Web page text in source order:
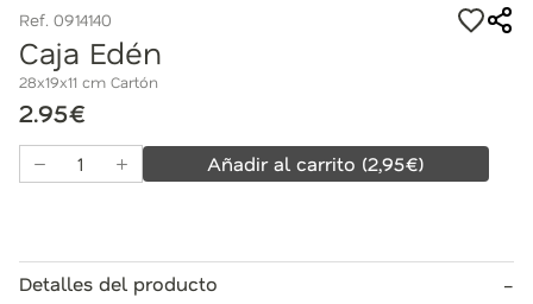
Ref. 0914140
Caja Edén
28x19x11 cm Cartón
2.95€
Añadir al carrito (2,95€)
Detalles del producto -